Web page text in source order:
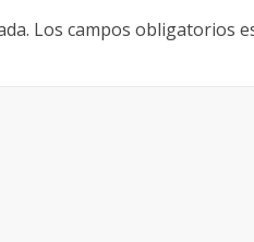
Los campos obligatorios